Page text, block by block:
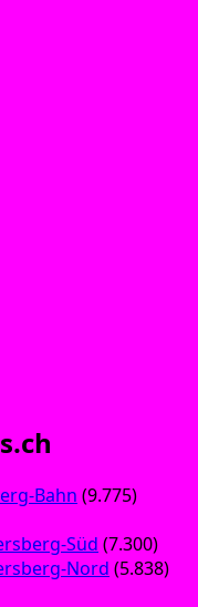
Bahn (9.775)
Süd (7.300)
Nord (5.838)